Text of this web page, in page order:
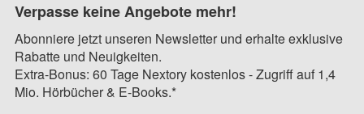
Verpasse keine Angebote mehr!
Abonniere jetzt unseren Newsletter und erhalte exklusive
Rabatte und Neuigkeiten.
Extra-Bonus: 60 Tage Nextory kostenlos - Zugriff auf 1,4
Mio. Hörbücher & E-Books.*